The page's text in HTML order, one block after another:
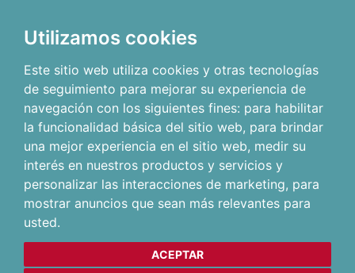
Utilizamos cookies
Este sitio web utiliza cookies y otras tecnologías
de seguimiento para mejorar su experiencia de
navegación con los siguientes fines: para habilitar
la funcionalidad básica del sitio web, para brindar
una mejor experiencia en el sitio web, medir su
interés en nuestros productos y servicios y
personalizar las interacciones de marketing, para
mostrar anuncios que sean más relevantes para
usted.
ACEPTAR